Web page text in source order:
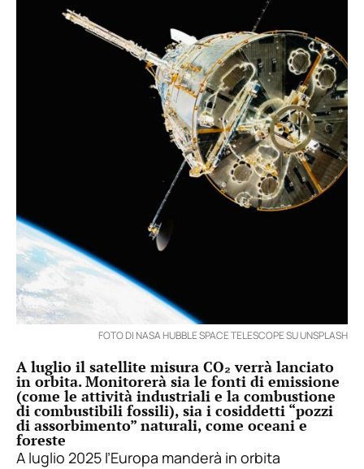
FOTO DI NASA HUBBLE SPACE TELESCOPE SU UNSPLASH
A luglio il satellite misura CO₂ verrà lanciato
in orbita. Monitorerà sia le fonti di emissione
(come le attività industriali e la combustione
di combustibili fossili), sia i cosiddetti “pozzi
di assorbimento” naturali, come oceani e
foreste
A luglio 2025 l’Europa manderà in orbita